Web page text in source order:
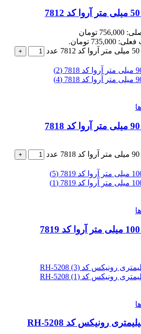
قیمت اصلی: 756,000 تومان
تومان.